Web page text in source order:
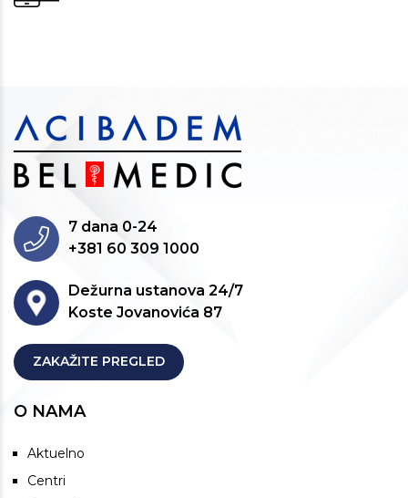
7 dana 0-24
+381 60 309 1000
Dežurna ustanova 24/7
Koste Jovanovića 87
ZAKAŽITE PREGLED
O NAMA
Aktuelno
Centri